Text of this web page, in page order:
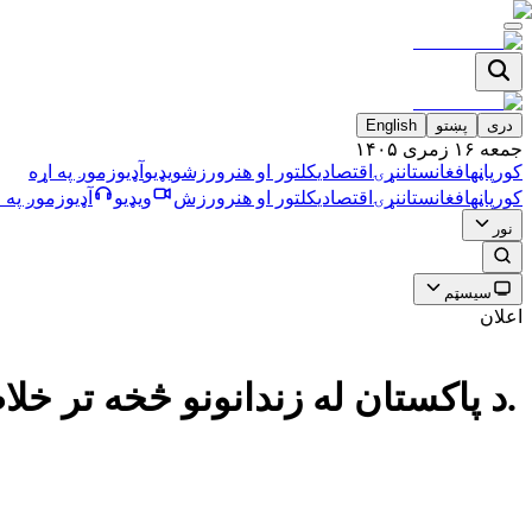
دری پښتو English
جمعه ۱۶ زمری ۱۴۰۵
کورپاڼهافغانستاننړۍ اقتصاديکلتور او هنر ورزشویډیو آډیوزموږ په اړه
کورپاڼهافغانستاننړۍ اقتصاديکلتور او هنر ورزش ویډیو آډیوزموږ په
نور
سیسټم
اعلان
د پاکستان له زندانونو څخه تر خلاصېدو وروسته له ۵۰۰ څخه زیات افغانان بېرته هېواد ته ستانه شوي دي.